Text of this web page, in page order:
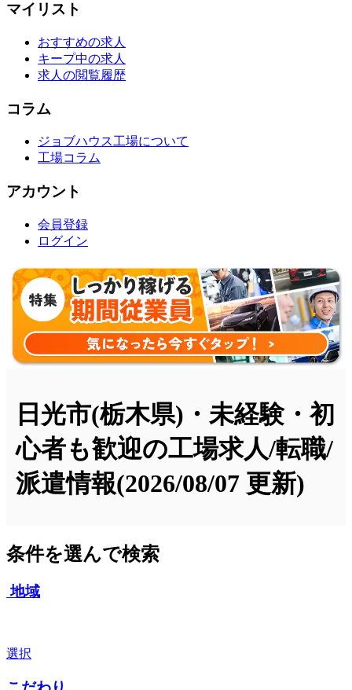
マイリスト
おすすめの求人
キープ中の求人
求人の閲覧履歴
コラム
ジョブハウス工場について
工場コラム
アカウント
会員登録
ログイン
日光市(栃木県)・未経験・初
心者も歓迎の工場求人/転職/
派遣情報(2026/08/07 更新)
条件を選んで検索
地域
選択